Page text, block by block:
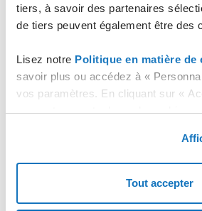
tiers, à savoir des partenaires
de tiers peuvent également être des
Lisez notre Politique en matière de
savoir plus ou accédez à «
vos paramètres. En cliquant sur «
consentez au stockage de cookies
stockage des cookies nécessaires.
Tout accepter
La fenêtre "Réinitialiser le serveur"
confirmation de l'opération.
" pour continuer.